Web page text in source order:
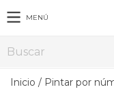
MENÚ
Inicio / Pintar por